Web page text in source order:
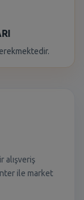
alışveriş
ile market